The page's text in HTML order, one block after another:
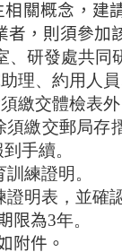
關概念，建
，則須參加
、研發處共同
理、約用人
繳交體檢表
繳交郵局
手續。
練證明。
明表，並確
限為3年。
附件。